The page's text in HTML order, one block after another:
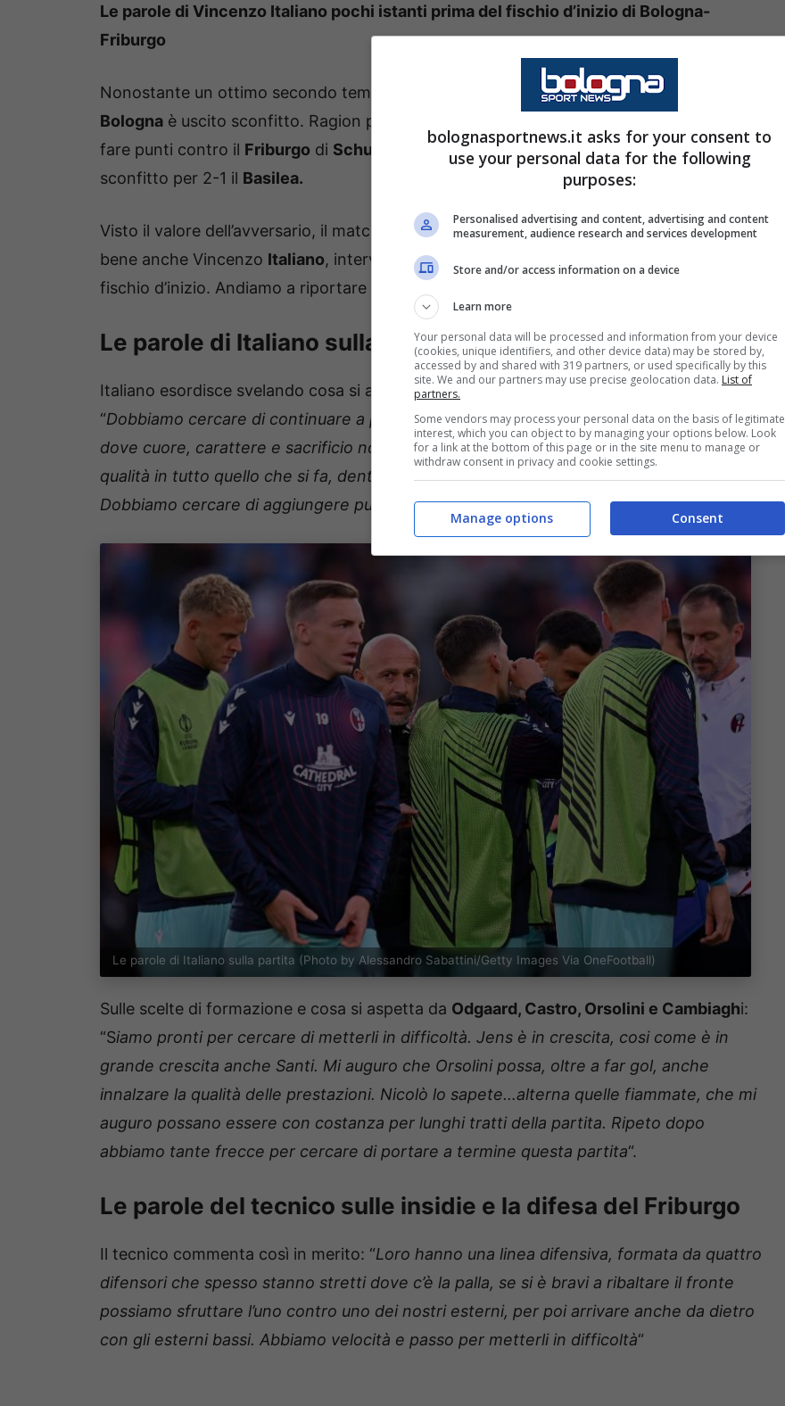
Le parole di Vincenzo Italiano pochi istanti prima del fischio d’inizio di Bologna-
Friburgo
Nonostante un ottimo secondo tempo al Villa Park contro l’Aston Villa di Unai
Bologna è uscito sconfitto. Ragion per cui già da stasera, i rossoblù sono chiamati a
fare punti contro il Friburgo di Schuster
, un avversario coriaceo che al debutto ha
sconfitto per 2-1 il Basilea.
Visto il valore dell’avversario, il match non andrà certo sottovalutato, concetto che sa
bene anche Vincenzo Italiano, intervenuto ai microfoni di
fischio d’inizio. Andiamo a riportare di seguito le sue parole.
Le parole di Italiano sulla partita
Italiano esordisce svelando cosa si aspetta dai suoi ragazzi per questo match:
“Dobbiamo cercare di continuare a proporre, soprattutto qui in casa, quelle prestazioni
dove cuore, carattere e sacrificio non devono mai mancare. In più bisogna aggiungere
qualità in tutto quello che si fa, dentro le due aree, perché è troppo importante.
Dobbiamo cercare di aggiungere punti a questa classifica.”
Le parole di Italiano sulla partita (Photo by Alessandro Sabattini/Getty Images Via OneFootball)
Sulle scelte di formazione e cosa si aspetta da Odgaard, Castro, Orsolini e Cambiaghi:
“Siamo pronti per cercare di metterli in difficoltà. Jens è in crescita, cosi come è in
grande crescita anche Santi. Mi auguro che Orsolini possa, oltre a far gol, anche
innalzare la qualità delle prestazioni. Nicolò lo sapete…alterna quelle fiammate, che mi
auguro possano essere con costanza per lunghi tratti della partita. Ripeto dopo
abbiamo tante frecce per cercare di portare a termine questa partita“.
Le parole del tecnico sulle insidie e la difesa del Friburgo
Il tecnico commenta così in merito: “Loro hanno una linea difensiva, formata da quattro
difensori che spesso stanno stretti dove c’è la palla, se si è bravi a ribaltare il fronte
possiamo sfruttare l’uno contro uno dei nostri esterni, per poi arrivare anche da dietro
con gli esterni bassi. Abbiamo velocità e passo per metterli in difficoltà“
bolognasportnews.it asks for your consent to
use your personal data for the following
purposes:
Personalised advertising and content, advertising and content
measurement, audience research and services development
Store and/or access information on a device
Learn more
Your personal data will be processed and information from your device
(cookies, unique identifiers, and other device data) may be stored by,
accessed by and shared with 319 partners, or used specifically by this
site. We and our partners may use precise geolocation data. List of
partners.
Some vendors may process your personal data on the basis of legitimate
interest, which you can object to by managing your options below. Look
for a link at the bottom of this page or in the site menu to manage or
withdraw consent in privacy and cookie settings.
Consent
Manage options